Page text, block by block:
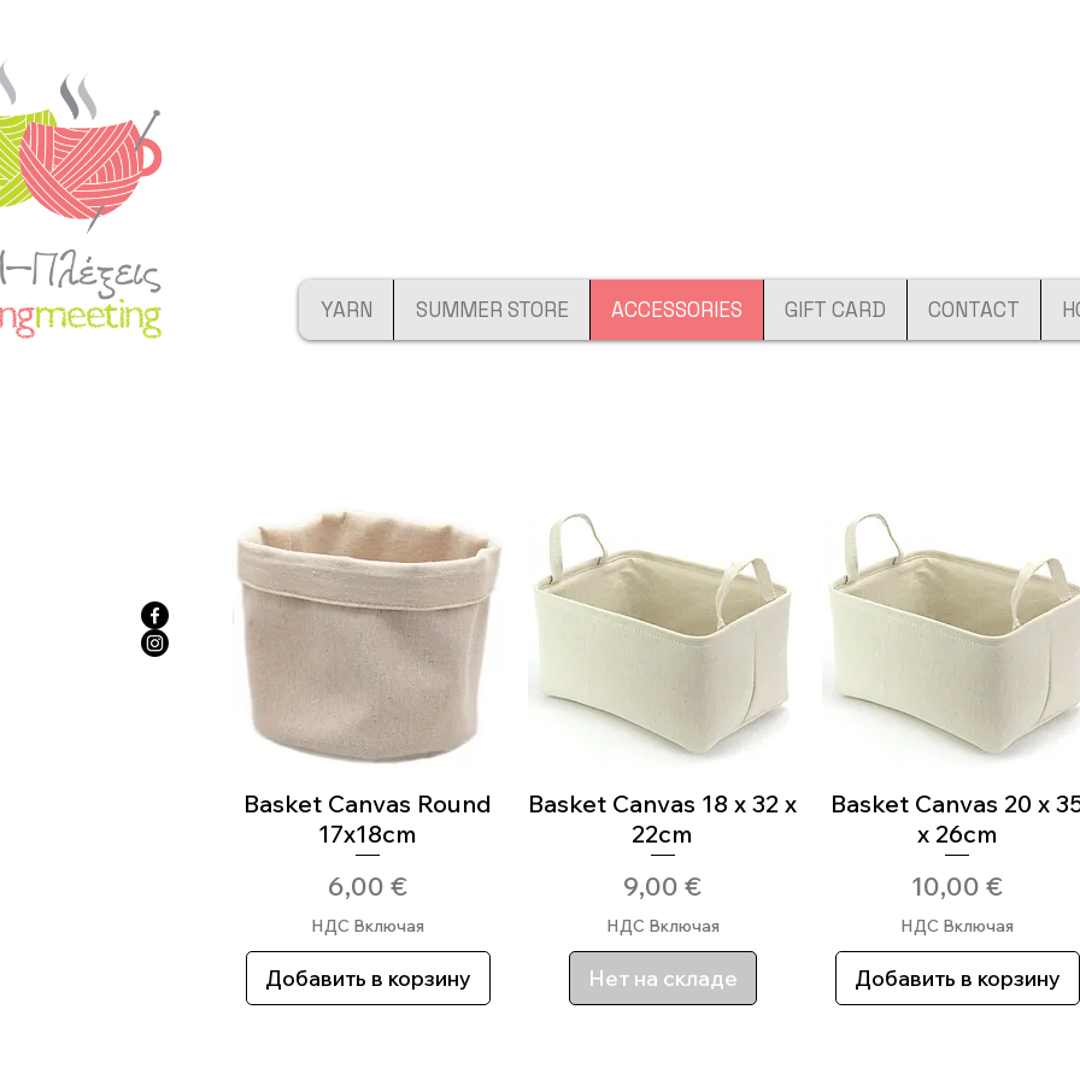
YARN SUMMER STORE ACCESSORIES GIFT CARD CONTACT
Быстрый просмотр
Basket Canvas Round
17x18cm
Цена
6,00 €
НДС Включая
Добавить в корзину
Быстрый просмотр
Basket Canvas 18 x 32 x
22cm
Цена
9,00 €
НДС Включая
Нет на складе
Быстрый просмотр
Basket Canvas 20 x
x 26cm
Цена
10,00 €
НДС Включая
Добавить в корзину